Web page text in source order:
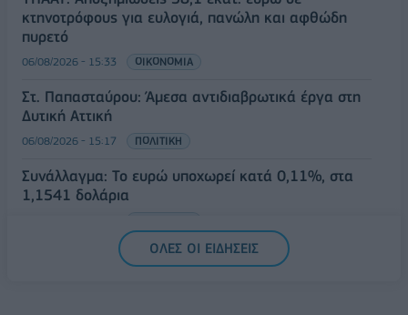
κτηνοτρόφους για ευλογιά, πανώλη και αφθώδη
πυρετό
06/08/2026 - 15:33 ΟΙΚΟΝΟΜΙΑ
Στ. Παπασταύρου: Άμεσα αντιδιαβρωτικά έργα στη
Δυτική Αττική
06/08/2026 - 15:17 ΠΟΛΙΤΙΚΗ
Συνάλλαγμα: Το ευρώ υποχωρεί κατά 0,11%, στα
1,1541 δολάρια
ΟΛΕΣ ΟΙ ΕΙΔΗΣΕΙΣ